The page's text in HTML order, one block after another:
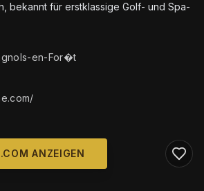
bekannt für erstklassige Golf- und Spa-
en-For�t
ANZEIGEN